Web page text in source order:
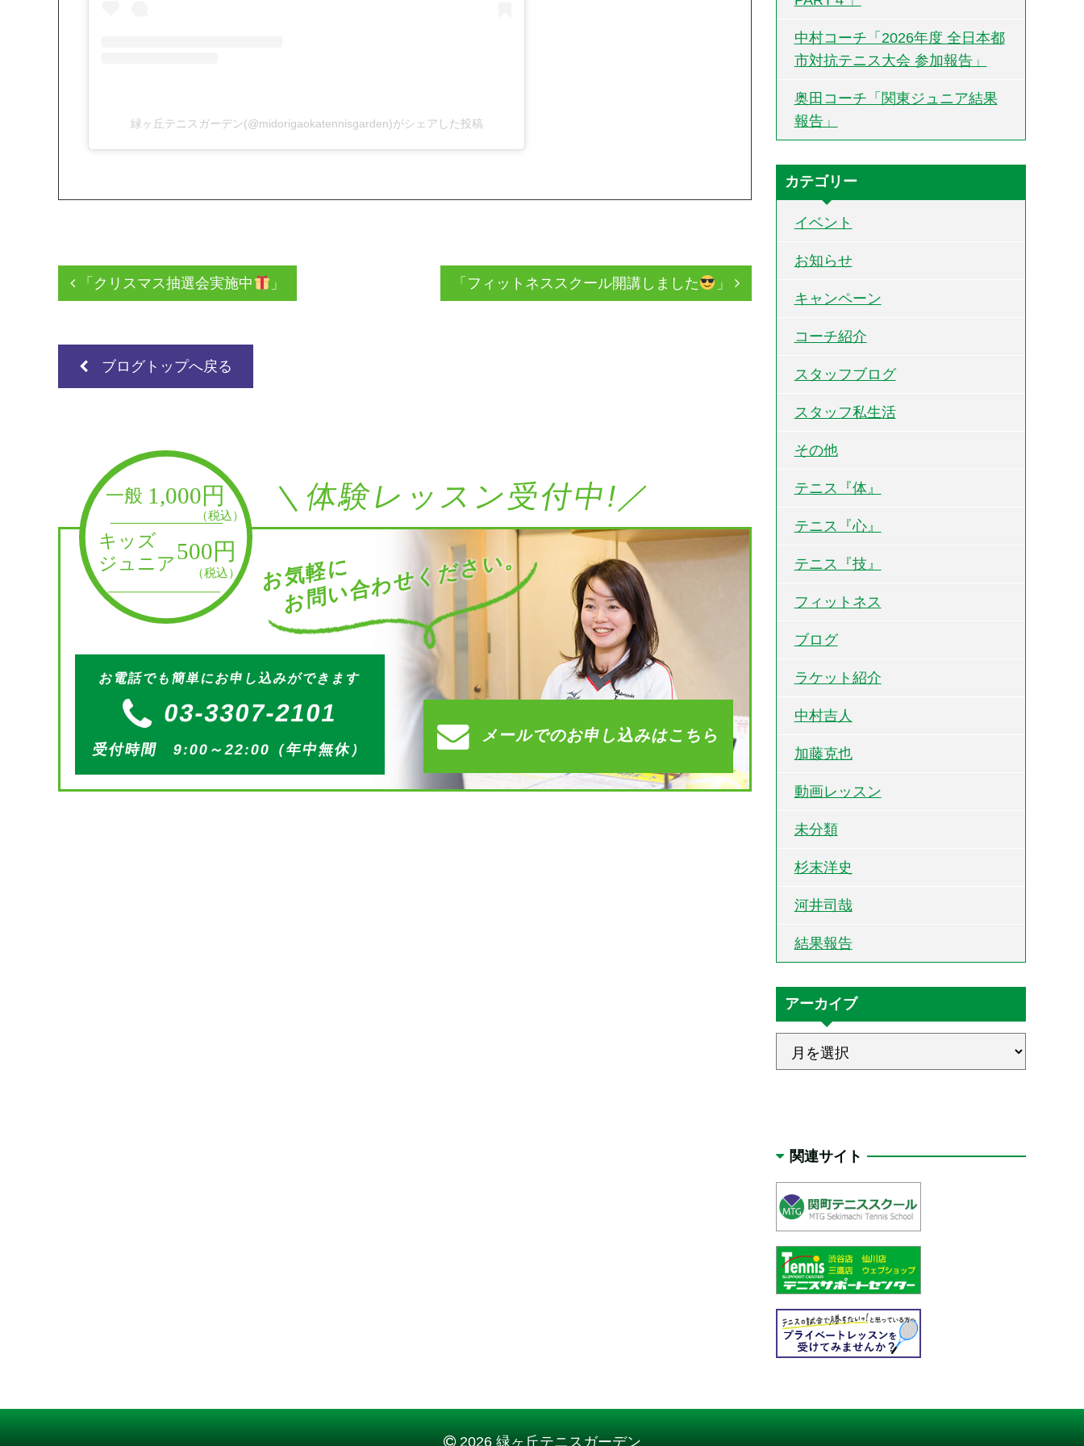
緑ヶ丘テニスガーデン(@midorigaokatennisgarden)がシェアした投稿
「フィットネススクール開講しました 」
「クリスマス抽選会実施中 」
ブログトップへ戻る
＼体験レッスン受付中!／
お気軽に
お問い合わせください。
お電話でも簡単にお申し込みができます
03-3307-2101
受付時間 9:00～22:00（年中無休）
メールでのお申し込みはこちら
中村コーチ「2026年度 全日本都
市対抗テニス大会 参加報告」
奥田コーチ「関東ジュニア結果
報告」
カテゴリー
イベント
お知らせ
キャンペーン
コーチ紹介
スタッフブログ
スタッフ私生活
その他
テニス『体』
テニス『心』
テニス『技』
フィットネス
ブログ
ラケット紹介
中村吉人
加藤克也
動画レッスン
未分類
杉末洋史
河井司哉
結果報告
アーカイブ
関連サイト
2026 緑ヶ丘テニスガーデン